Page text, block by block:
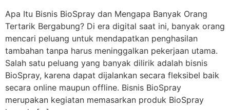
Apa Itu Bisnis BioSpray dan Mengapa Banyak Orang
Tertarik Bergabung? Di era digital saat ini, banyak orang
mencari peluang untuk mendapatkan penghasilan
tambahan tanpa harus meninggalkan pekerjaan utama.
Salah satu peluang yang banyak dilirik adalah bisnis
BioSpray, karena dapat dijalankan secara fleksibel baik
secara online maupun offline. Bisnis BioSpray
merupakan kegiatan memasarkan produk BioSpray